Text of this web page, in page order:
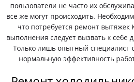
пользователи не часто их
все же могут происходить.
что потребуется ремонт вытяжек
выполнения следует вызвать к себе
Только лишь опытный специалист
нормальную эффективность